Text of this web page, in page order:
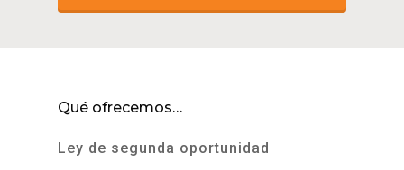
Qué ofrecemos…
Ley de segunda oportunidad